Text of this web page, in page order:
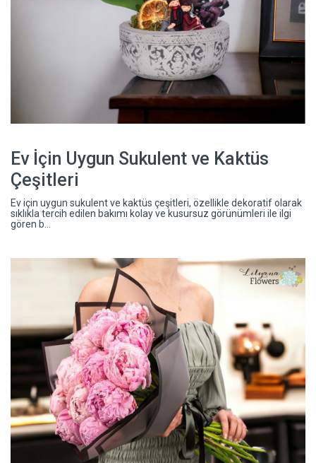
Ev İçin Uygun Sukulent ve Kaktüs
Çeşitleri
Ev için uygun sukulent ve kaktüs çeşitleri, özellikle dekoratif olarak
sıklıkla tercih edilen bakımı kolay ve kusursuz görünümleri ile ilgi
gören b...